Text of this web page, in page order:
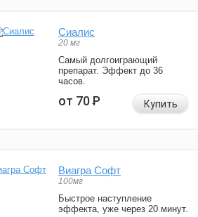
Сиалис
20 мг
Самый долгоиграющий
препарат. Эффект до 36
часов.
от 70Р Купить
Виагра Софт
100мг
Быстрое наступление
эффекта, уже через 20 минут.